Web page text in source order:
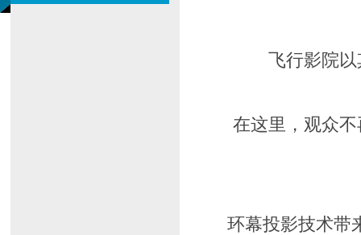
飞行影院
在这里，观众
环幕投影技术带